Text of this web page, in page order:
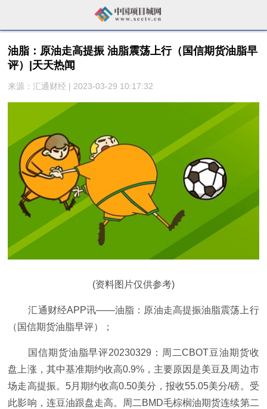
油脂：原油走高提振 油脂震荡上行（国信期货油脂早
评）|天天热闻
来源：汇通财经 | 2023-03-29 10:17:32
(资料图片仅供参考)
汇通财经APP讯——油脂：原油走高提振油脂震荡上行
（国信期货油脂早评）；
国信期货油脂早评20230329：周二CBOT豆油期货收
盘上涨，其中基准期约收高0.9%，主要原因是美豆及周边市
场走高提振。5月期约收高0.50美分，报收55.05美分/磅。受
此影响，连豆油跟盘走高。周二BMD毛棕榈油期货连续第二